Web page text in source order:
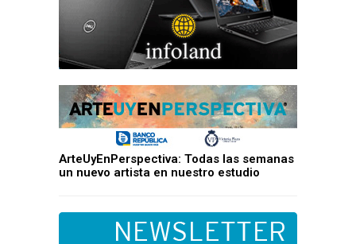
ArteUyEnPerspectiva: Todas las semanas
un nuevo artista en nuestro estudio